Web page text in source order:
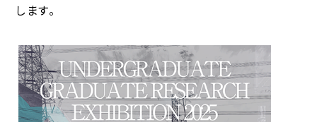
します。